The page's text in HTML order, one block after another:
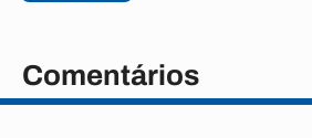
Comentários